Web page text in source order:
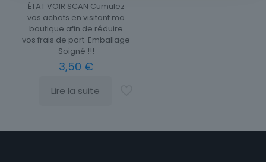
ÉTAT VOIR SCAN Cumulez
vos achats en visitant ma
boutique afin de réduire
vos frais de port. Emballage
Soigné !!!
3,50 €
Lire la suite